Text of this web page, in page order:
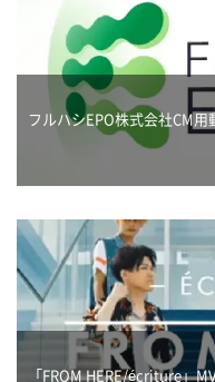
フルハシEPO株式会社CM
「FROM HERE/écriture」